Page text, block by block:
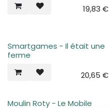
19,83 €
Smartgames - Il était une
ferme
20,65 €
Moulin Roty - Le Mobile